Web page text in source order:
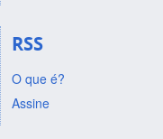
RSS
O que é?
Assine